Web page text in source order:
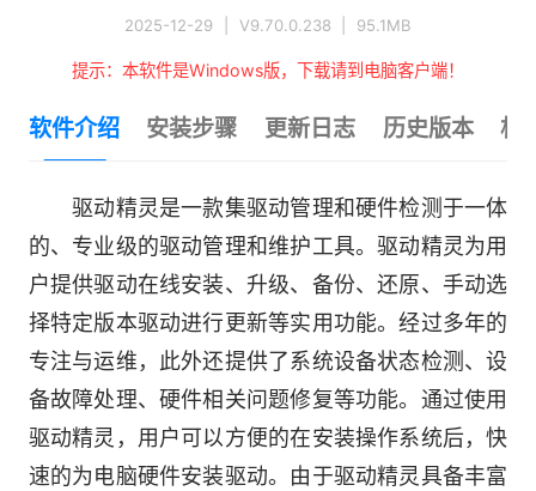
2025-12-29 V9.70.0.238 95.1MB
提示：本软件是Windows版，下载请到电脑客户端！
软件介绍 安装步骤 更新日志 历史版本 相
驱动精灵是一款集驱动管理和硬件检测于一体
的、专业级的驱动管理和维护工具。驱动精灵为用
户提供驱动在线安装、升级、备份、还原、手动选
择特定版本驱动进行更新等实用功能。经过多年的
专注与运维，此外还提供了系统设备状态检测、设
备故障处理、硬件相关问题修复等功能。通过使用
驱动精灵，用户可以方便的在安装操作系统后，快
速的为电脑硬件安装驱动。由于驱动精灵具备丰富